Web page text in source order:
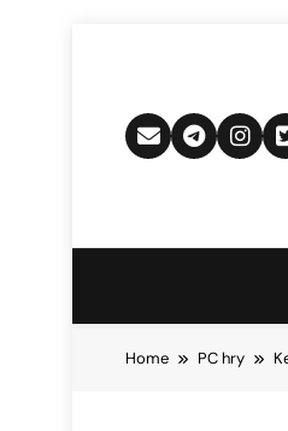
Home PC hry